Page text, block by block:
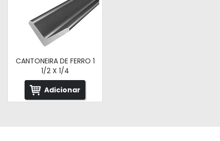
CANTONEIRA DE FERRO 1
1/2 X 1/4
Adicionar